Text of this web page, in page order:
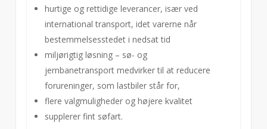
hurtige og rettidige leverancer, især ved
international transport, idet varerne når
bestemmelsesstedet i nedsat tid
miljørigtig løsning – sø- og
jernbanetransport medvirker til at reducere
forureninger, som lastbiler står for,
flere valgmuligheder og højere kvalitet
supplerer fint søfart.